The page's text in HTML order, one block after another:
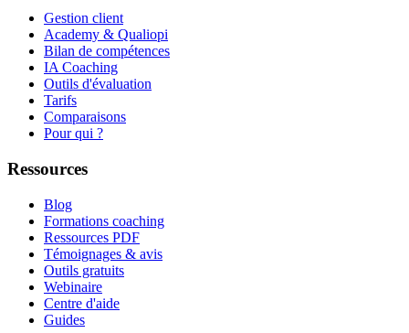
Gestion client
Academy & Qualiopi
Bilan de compétences
IA Coaching
Outils d'évaluation
Tarifs
Comparaisons
Pour qui ?
Ressources
Blog
Formations coaching
Ressources PDF
Témoignages & avis
Outils gratuits
Webinaire
Centre d'aide
Guides